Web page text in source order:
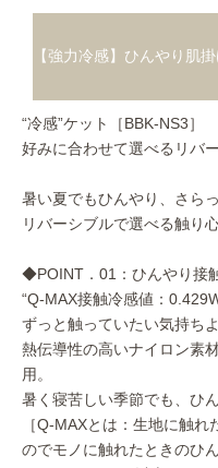
【強力冷感】ひんやり肌
“冷感”ケット［BBK-NS3］
好みに合わせて選べるリバ
暑い夏でもひんやり、さらっ
リバーシブルで選べる触り心
◆POINT．01：ひんやり接
“Q-MAX接触冷感値：
ずっと触っていたい気持ちよ
熱伝導性の高いナイロン素
用。
暑く寝苦しい季節でも、ひ
［Q-MAXとは：生地に触
のでモノに触れたときのひ